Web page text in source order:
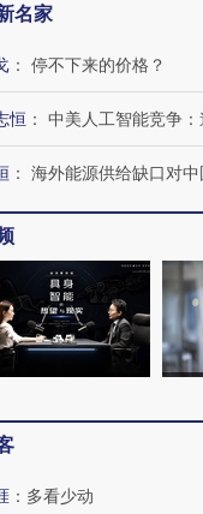
国走私7万
检体内含3种
视线｜被称为
度Z世代 用街
第四届链博
技“链”接产
【特别呈现
有意思的生活
名家
： 停不下来的价格？
恒 ： 中美人工智能竞争
： 海外能源供给缺口对
： 多看少动